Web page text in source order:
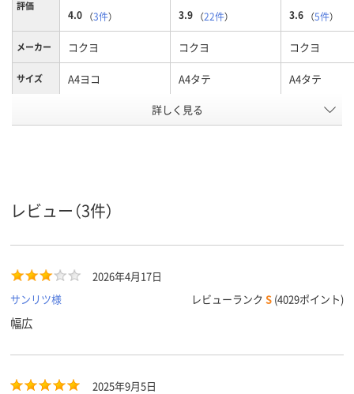
評価
4.0 （3件） 3.9 （22件） 3.6 （5件）
メーカー コクヨ コクヨ コクヨ
サイズ A4ヨコ A4タテ A4タテ
ブルー系 ブルー系
枚数
アスクル
商品環境
スコア
詳しく見る
レビュー（3件）
2026年4月17日
サンリツ様
レビューランク S (4029ポイント)
幅広
2025年9月5日